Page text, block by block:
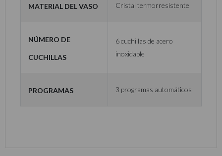
Material del vaso Cristal termorresistente
Número de
cuchillas
6 cuchillas de acero
inoxidable
Programas 3 programas automáticos